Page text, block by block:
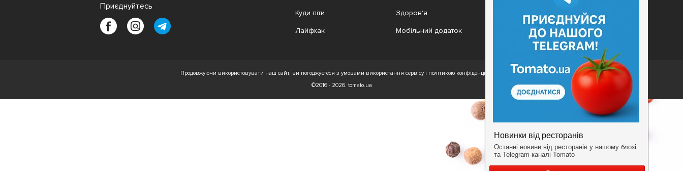
Приєднуйтесь
Куди піти
Лайфхак
Здоров'я
Мобільний додаток
Умови
Продовжуючи використовувати наш сайт, ви погоджуєтеся з умовами використання сервісу і політикою конфіденційності.
©2016 - 2026. tomato.ua